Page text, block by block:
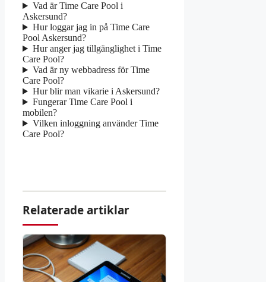
Vad är Time Care Pool i
Askersund?
Hur loggar jag in på Time Care
Pool Askersund?
Hur anger jag tillgänglighet i Time
Care Pool?
Vad är ny webbadress för Time
Care Pool?
Hur blir man vikarie i Askersund?
Fungerar Time Care Pool i
mobilen?
Vilken inloggning använder Time
Care Pool?
Relaterade artiklar